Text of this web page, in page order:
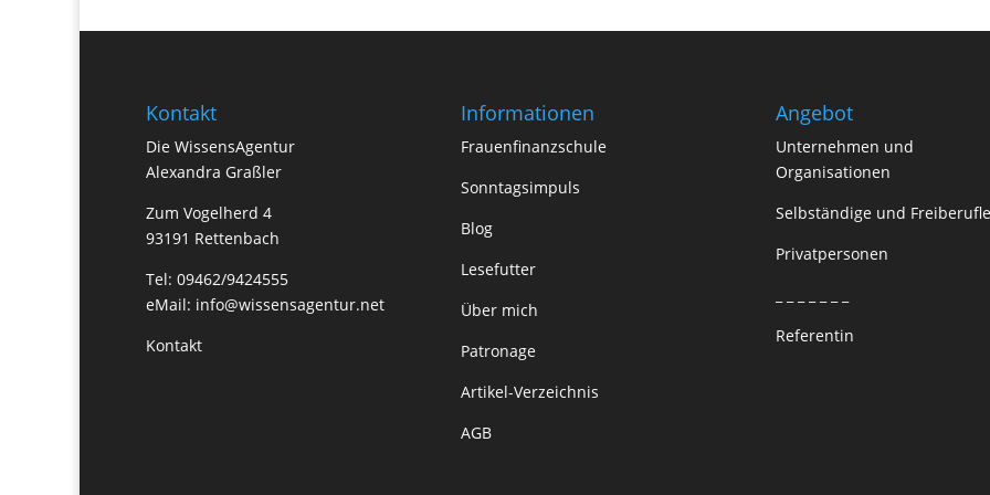
Kontakt
Die WissensAgentur
Alexandra Graßler
Zum Vogelherd 4
93191 Rettenbach
Tel: 09462/9424555
eMail: info@wissensagentur.net
Kontakt
Informationen
Frauenfinanzschule
Sonntagsimpuls
Blog
Lesefutter
Über mich
Patronage
Artikel-Verzeichnis
AGB
Angebot
Unternehmen und
Organisationen
Selbständige und
Privatpersonen
Referentin